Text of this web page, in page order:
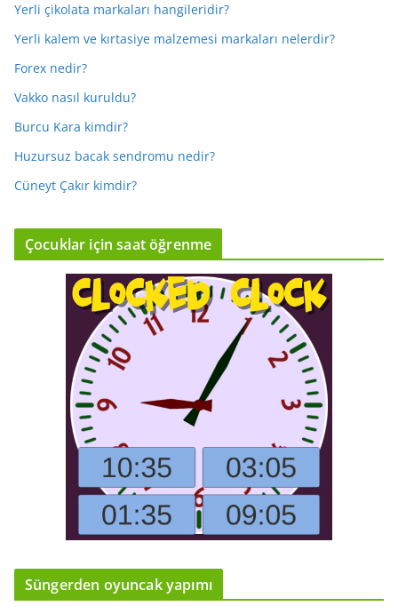
Yerli çikolata markaları hangileridir?
Yerli kalem ve kırtasiye malzemesi markaları nelerdir?
Forex nedir?
Vakko nasıl kuruldu?
Burcu Kara kimdir?
Huzursuz bacak sendromu nedir?
Cüneyt Çakır kimdir?
Çocuklar için saat öğrenme
Süngerden oyuncak yapımı